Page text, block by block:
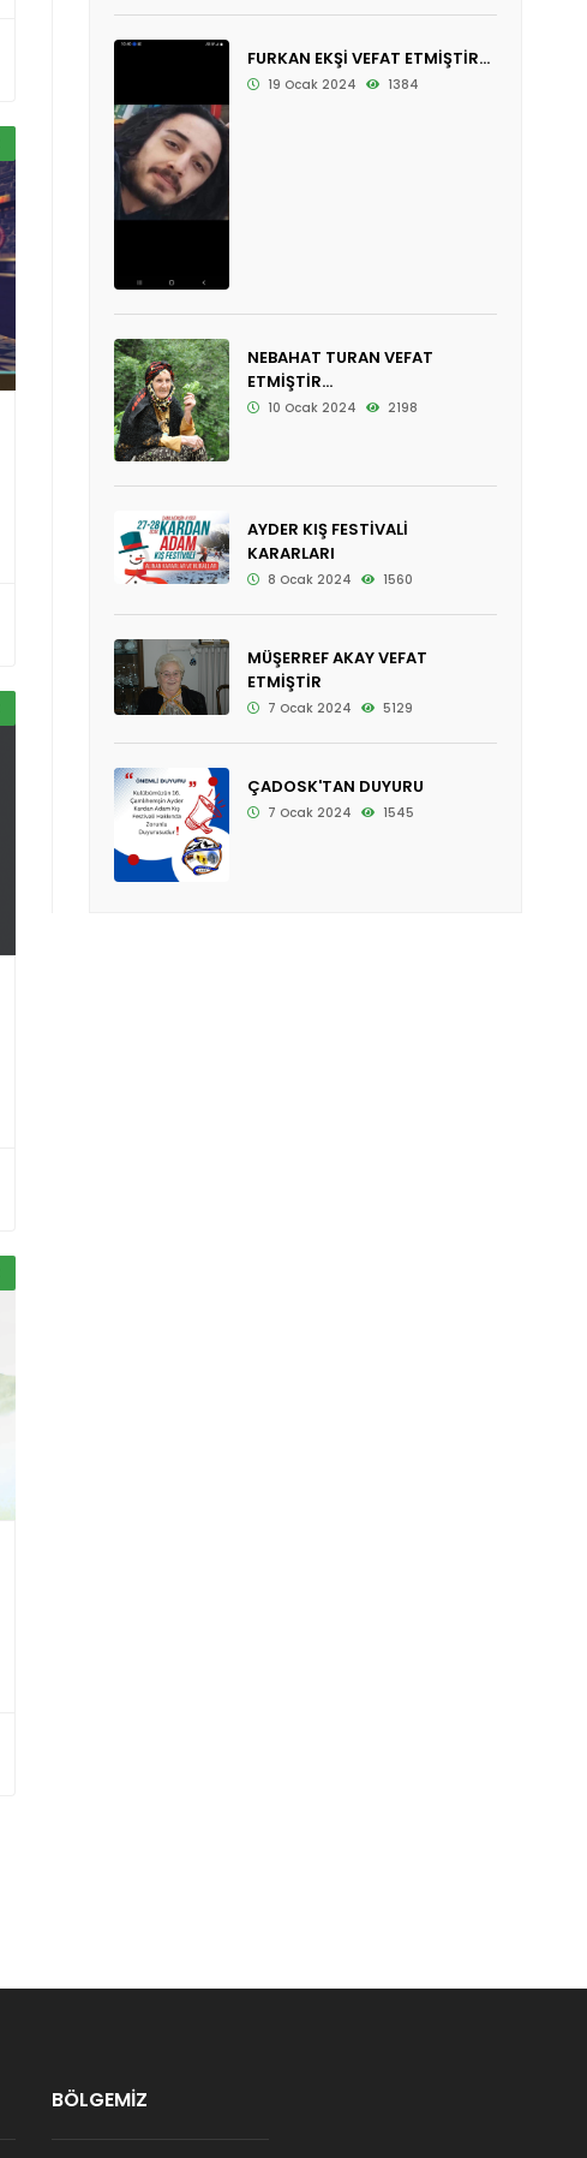
FURKAN EKŞİ VEFAT ETMİŞTİR...
19 Ocak 2024 1384
NEBAHAT TURAN VEFAT
ETMİŞTİR...
10 Ocak 2024 2198
AYDER KIŞ FESTİVALİ
KARARLARI
8 Ocak 2024 1560
MÜŞERREF AKAY VEFAT
ETMİŞTİR
7 Ocak 2024 5129
ÇADOSK'TAN DUYURU
7 Ocak 2024 1545
BÖLGEMİZ